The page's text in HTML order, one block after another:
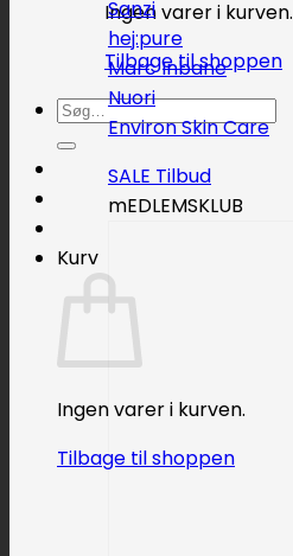
Ingen varer i kurven.
Tilbage til shoppen
Søg
efter:
Kurv
Ingen varer i kurven.
Tilbage til shoppen
Sanzi
hej:pure
Marc Inbane
Nuori
Environ Skin Care
SALE
mEDLEMSKLUB